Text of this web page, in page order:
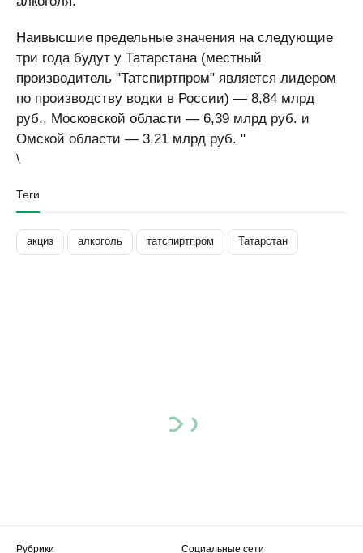
Наивысшие предельные значения на следующие
три года будут у Татарстана (местный
производитель "Татспиртпром" является лидером
по производству водки в России) — 8,84 млрд
руб., Московской области — 6,39 млрд руб. и
Омской области — 3,21 млрд руб. "
\
Теги
акциз алкоголь татспиртпром Татарстан
Рубрики
Социальные сети